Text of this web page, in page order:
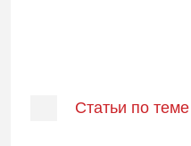
Статьи по теме